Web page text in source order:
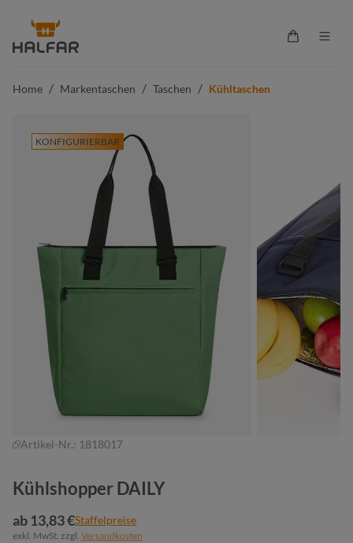
springen
Home / Markentaschen / Taschen / Kühltaschen
KONFIGURIERBAR
Artikel-Nr.: 1818017
Kühlshopper DAILY
ab 13,83 €Staffelpreise
exkl. MwSt. zzgl. Versandkosten